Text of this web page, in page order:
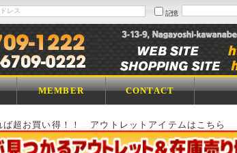
記憶
MEMBER CONTACT
ば超お買い得！！ アウトレットアイテムはこちら